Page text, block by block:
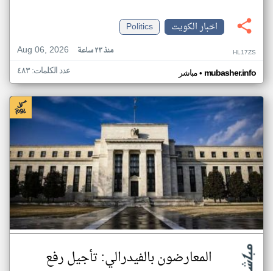
اخبار الكويت
Politics
Aug 06, 2026
منذ ٢٣ ساعة HL17ZS
مباشر• mubasher.info عدد الكلمات: ٤٨٣
المعارضون بالفيدرالي: تأجيل رفع